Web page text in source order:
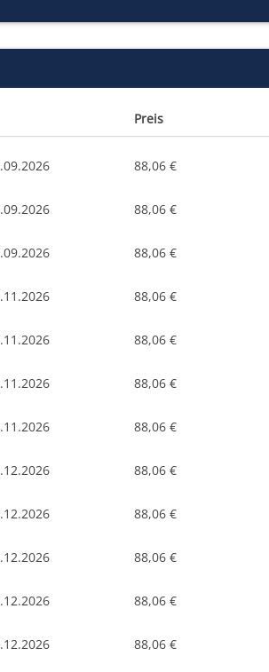
Preis
88,06 €
88,06 €
88,06 €
88,06 €
88,06 €
88,06 €
88,06 €
88,06 €
88,06 €
88,06 €
88,06 €
88,06 €